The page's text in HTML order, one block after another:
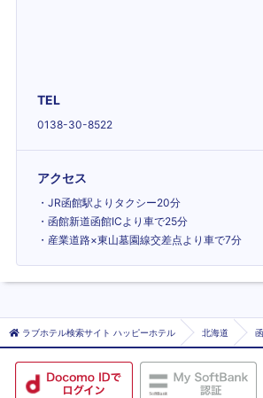
TEL
0138-30-8522
アクセス
・JR函館駅よりタクシー20分
・函館新道函館ICより車で25分
・産業道路×東山墓園線交差点より車で7分
ラブホテル検索サイト ハッピーホテル 北海道